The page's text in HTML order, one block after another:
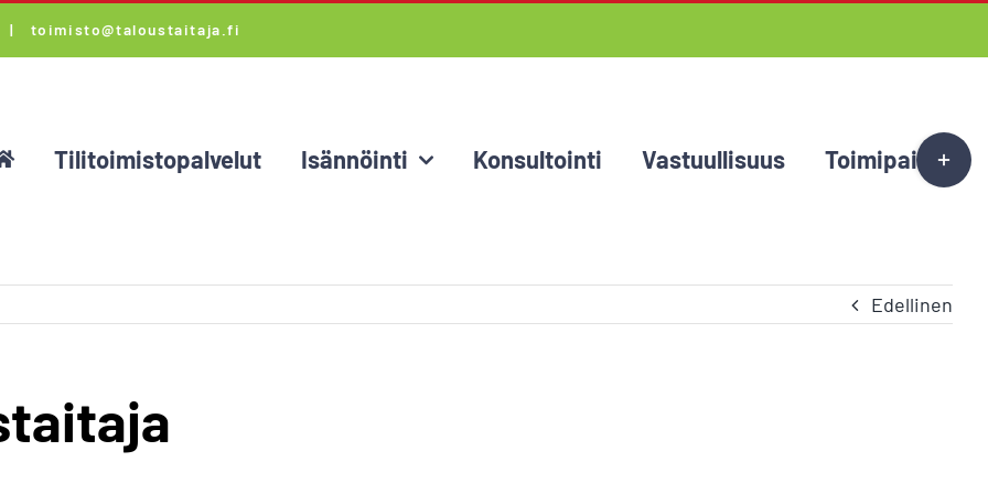
| toimisto@taloustaitaja.fi
Tilitoimistopalvelut Isännöinti Konsultointi Vastuullisuus Toimipaikat
Edellinen
Toggle
Sliding